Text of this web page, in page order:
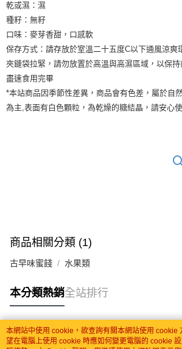
乾或濕：濕
種籽：無籽
口味：麥芽香甜，口感軟
保存方式：請存放於室溫二十五度C以下通風涼爽
夾鏈袋拉緊，請勿放置於高溫與高濕區域，以保
盡速食用完畢
*本站商品因季節性差異，商品會有色差，屬於自
為主,表面有白色顆粒，為乾燥的糖結晶，請安心使
商品相關分類 (1)
古早味蜜餞 水果類
本分類熱銷全站排行
熱門標籤
本網站中使用 cookie，欲查詢有關本網站使用 cookie
望在電腦上使用 cookie 時應如何變更電腦的 cookie